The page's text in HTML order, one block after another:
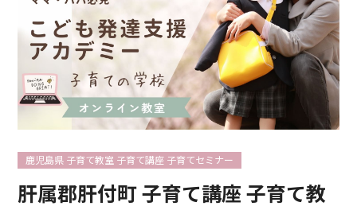
肝属郡肝付町 子育て講座 子育て教
鹿児島県 子育て教室 子育て講座 子育てセミナー